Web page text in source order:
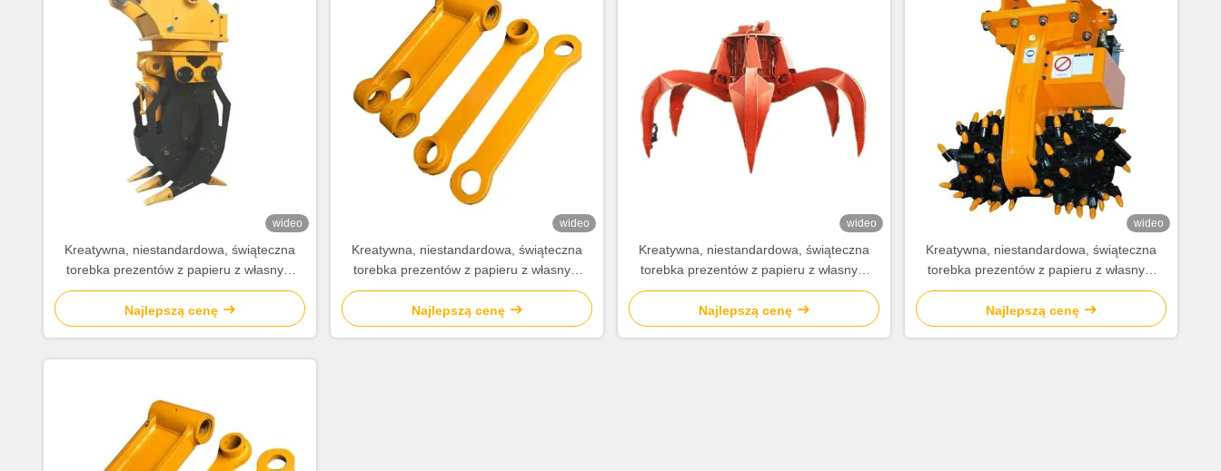
wideo
Kreatywna, niestandardowa, świąteczna
torebka prezentów z papieru z własnym
logo.
Najlepszą cenę
wideo
Kreatywna, niestandardowa, świąteczna
torebka prezentów z papieru z własnym
logo.
Najlepszą cenę
wideo
Kreatywna, niestandardowa, świąteczna
torebka prezentów z papieru z własnym
logo.
Najlepszą cenę
wideo
Kreatywna, niestandardowa, świąteczna
torebka prezentów z papieru z własnym
logo.
Najlepszą cenę